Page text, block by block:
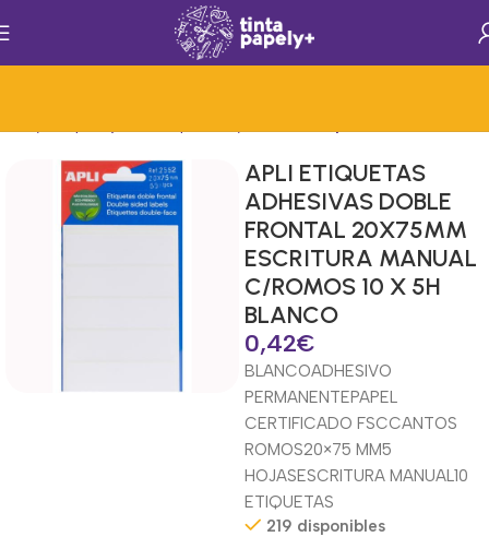
APLI ETIQUETAS
ADHESIVAS DOBLE
FRONTAL 20X75MM
ESCRITURA MANUAL
C/ROMOS 10 X 5H
BLANCO
0,42€
BLANCOADHESIVO
PERMANENTEPAPEL
CERTIFICADO FSCCANTOS
ROMOS20×75 MM5
HOJASESCRITURA MANUAL10
ETIQUETAS
219 disponibles